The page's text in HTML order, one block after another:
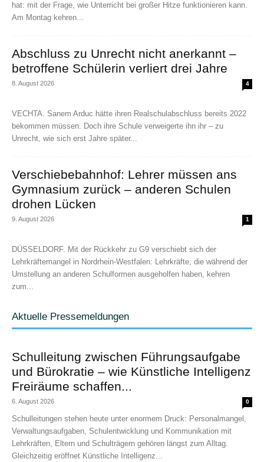
hat: mit der Frage, wie Unterricht bei großer Hitze funktionieren kann.
Am Montag kehren...
Abschluss zu Unrecht nicht anerkannt –
betroffene Schülerin verliert drei Jahre
8. August 2026 4
VECHTA. Sanem Arduc hätte ihren Realschulabschluss bereits 2022
bekommen müssen. Doch ihre Schule verweigerte ihn ihr – zu
Unrecht, wie sich erst Jahre später...
Verschiebebahnhof: Lehrer müssen ans
Gymnasium zurück – anderen Schulen
drohen Lücken
9. August 2026 1
DÜSSELDORF. Mit der Rückkehr zu G9 verschiebt sich der
Lehrkräftemangel in Nordrhein-Westfalen: Lehrkräfte, die während der
Umstellung an anderen Schulformen ausgeholfen haben, kehren
zum...
Aktuelle Pressemeldungen
Schulleitung zwischen Führungsaufgabe
und Bürokratie – wie Künstliche Intelligenz
Freiräume schaffen...
6. August 2026 0
Schulleitungen stehen heute unter enormem Druck: Personalmangel,
Verwaltungsaufgaben, Schulentwicklung und Kommunikation mit
Lehrkräften, Eltern und Schulträgern gehören längst zum Alltag.
Gleichzeitig eröffnet Künstliche Intelligenz...